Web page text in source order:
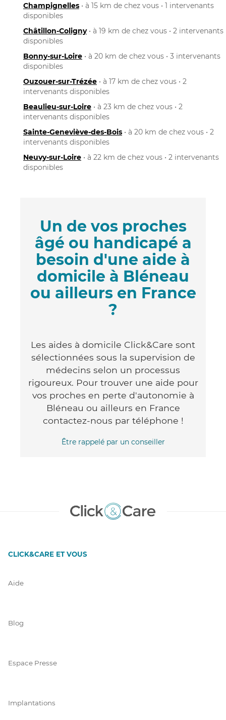
Champignelles • à 15 km de chez vous • 1 intervenants
disponibles
Châtillon-Coligny• à 19 km de chez vous • 2 intervenants
disponibles
Bonny-sur-Loire • à 20 km de chez vous • 3 intervenants
disponibles
Ouzouer-sur-Trézée • à 17 km de chez vous • 2
intervenants disponibles
Beaulieu-sur-Loire • à 23 km de chez vous • 2
intervenants disponibles
Sainte-Geneviève-des-Bois • à 20 km de chez vous • 2
intervenants disponibles
Neuvy-sur-Loire • à 22 km de chez vous • 2 intervenants
disponibles
Un de vos proches
âgé ou handicapé a
besoin d'une aide à
domicile à Bléneau
ou ailleurs en France
?
Les aides à domicile Click&Care sont
sélectionnées sous la supervision de
médecins selon un processus
rigoureux. Pour trouver une aide pour
vos proches en perte d'autonomie à
Bléneau ou ailleurs en France
contactez-nous par téléphone !
Être rappelé par un conseiller
CLICK&CARE ET VOUS
Aide
Blog
Espace Presse
Implantations